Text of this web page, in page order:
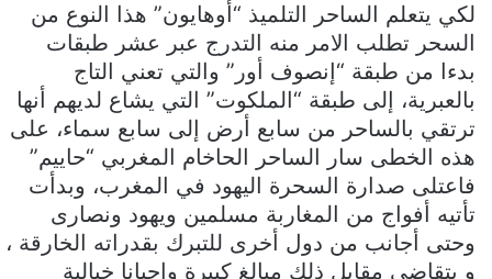
لكي يتعلم الساحر التلميذ “أوهايون” هذا النوع من
السحر تطلب الامر منه التدرج عبر عشر طبقات
بدءا من طبقة “إنصوف أور” والتي تعني التاج
بالعبرية، إلى طبقة “الملكوت” التي يشاع لديهم أنها
ترتقي بالساحر من سابع أرض إلى سابع سماء، على
هذه الخطى سار الساحر الحاخام المغربي “حاييم”
فاعتلى صدارة السحرة اليهود في المغرب، وبدأت
تأتيه أفواج من المغاربة مسلمين ويهود ونصارى
وحتى أجانب من دول أخرى للتبرك بقدراته الخارقة ،
و يتقاضى مقابل ذلك مبالغ كبيرة واحيانا خيالية